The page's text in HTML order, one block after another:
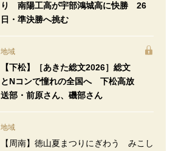
り 南陽工高が宇部鴻城高に快勝 26
日・準決勝へ挑む
地域
【下松】［あきた総文2026］総文
とNコンで憧れの全国へ 下松高放
送部・前原さん、磯部さん
地域
【周南】徳山夏まつりにぎわう みこし